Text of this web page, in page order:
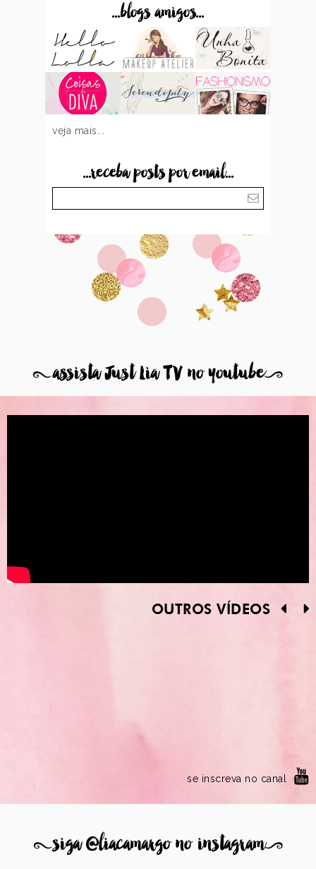
...blogs amigos...
veja mais...
...receba posts por email...
8assista Just Lia TV no youtube9
OUTROS VÍDEOS
se inscreva no canal
8siga @liacamargo no instagram9